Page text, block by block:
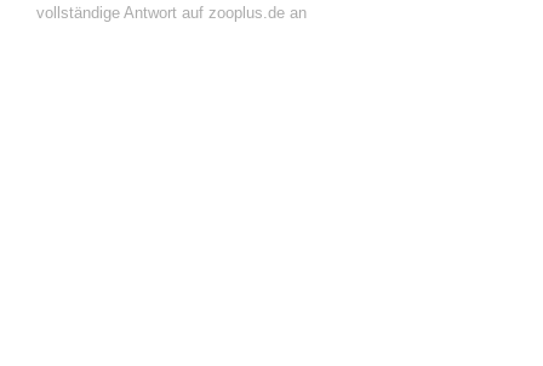
vollständige Antwort auf zooplus.de an